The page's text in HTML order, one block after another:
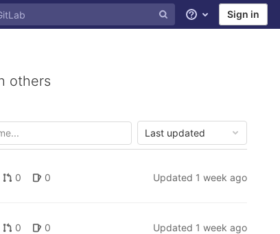
Help Sign in
others
Last updated
0 0 Updated 1 week ago
0 0 Updated 1 week ago